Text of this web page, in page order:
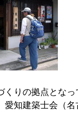
くりの拠点となっ
知建築士会（名